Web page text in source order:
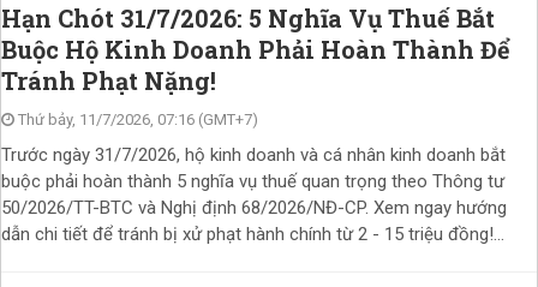
Hạn Chót 31/7/2026: 5 Nghĩa Vụ Thuế Bắt
Buộc Hộ Kinh Doanh Phải Hoàn Thành Để
Tránh Phạt Nặng!
Thứ bảy, 11/7/2026, 07:16 (GMT+7)
Trước ngày 31/7/2026, hộ kinh doanh và cá nhân kinh doanh bắt
buộc phải hoàn thành 5 nghĩa vụ thuế quan trọng theo Thông tư
50/2026/TT-BTC và Nghị định 68/2026/NĐ-CP. Xem ngay hướng
dẫn chi tiết để tránh bị xử phạt hành chính từ 2 - 15 triệu đồng!...